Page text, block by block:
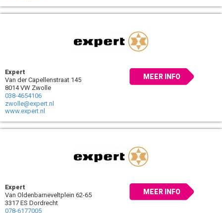
Expert
Van der Capellenstraat 145
8014 VW Zwolle
038-4654106
zwolle@expert.nl
www.expert.nl
MEER INFO
Expert
Van Oldenbarneveltplein 62-65
3317 ES Dordrecht
078-6177005
MEER INFO